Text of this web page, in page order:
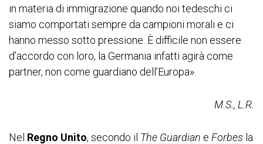
in materia di immigrazione quando noi tedeschi ci
siamo comportati sempre da campioni morali e ci
hanno messo sotto pressione. È difficile non essere
d’accordo con loro, la Germania infatti agirà come
partner, non come guardiano dell’Europa».
M.S., L.R.
Nel Regno Unito, secondo il The Guardian e Forbes la